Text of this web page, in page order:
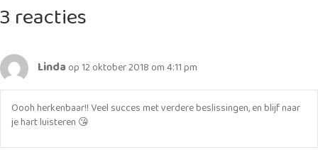
3 reacties
Linda op 12 oktober 2018 om 4:11 pm
Oooh herkenbaar!! Veel succes met verdere beslissingen, en blijf naar
je hart luisteren 😘